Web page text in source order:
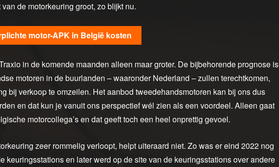
de motorkeuring groot, zo blijkt nu.
motor-APK in België kosten
in de komende maanden alleen maar groter. De bijbehorende prognose is
motoren in de buurlanden – waaronder Nederland – zullen terechtkomen,
bij verkoop te omzeilen. Het aanbod tweedehandsmotoren kan bij ons dus
en dat kun je vanuit ons perspectief wél zien als een voordeel. Alleen gaat
motorcollega’s en dat geeft toch een heel onprettig gevoel.
zeer rommelig verloopt, helpt uiteraard niet. Zo was er eind 2022 nog
keuringsstations en later werd op de site van de keuringsstations over andere